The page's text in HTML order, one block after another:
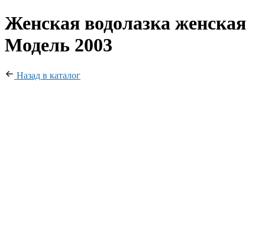
Женская водолазка женская
Модель 2003
Назад в каталог